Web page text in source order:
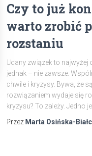
Czy to już
warto zrobić
rozstaniu
Udany związek to najwyżej
jednak – nie zawsze.
chwile i kryzysy. Bywa, że
rozwiązaniem wydaje się
kryzysu? To zależy. Jedno
Przez Marta Osińska-